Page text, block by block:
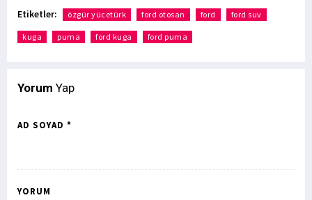
Etiketler: özgür yücetürk ford otosan ford ford suv
kuga puma ford kuga ford puma
Yorum Yap
AD SOYAD *
YORUM